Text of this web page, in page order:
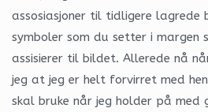
assosiasjoner til tidligere lagrede
symboler som du setter i margen
assisierer til bildet. Allerede nå
jeg at jeg er helt forvirret med
skal bruke når jeg holder på med